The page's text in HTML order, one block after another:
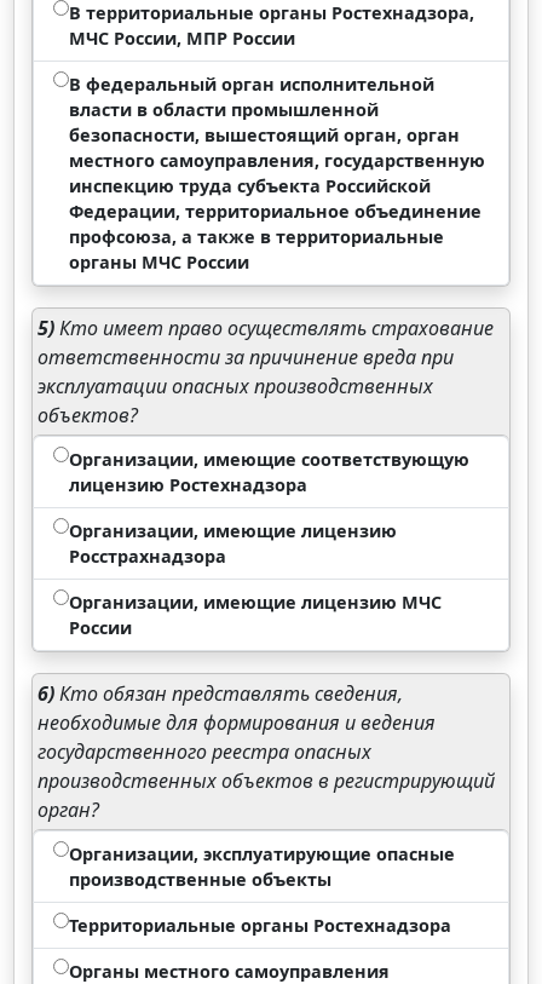
В территориальные органы Ростехнадзора,
МЧС России, МПР России
В федеральный орган исполнительной
власти в области промышленной
безопасности, вышестоящий орган, орган
местного самоуправления, государственную
инспекцию труда субъекта Российской
Федерации, территориальное объединение
профсоюза, а также в территориальные
органы МЧС России
5)Кто имеет право осуществлять страхование
ответственности за причинение вреда при
эксплуатации опасных производственных
объектов?
Организации, имеющие соответствующую
лицензию Ростехнадзора
Организации, имеющие лицензию
Росстрахнадзора
Организации, имеющие лицензию МЧС
России
6)Кто обязан представлять сведения,
необходимые для формирования и ведения
государственного реестра опасных
производственных объектов в регистрирующий
орган?
Организации, эксплуатирующие опасные
производственные объекты
Территориальные органы Ростехнадзора
Органы местного самоуправления